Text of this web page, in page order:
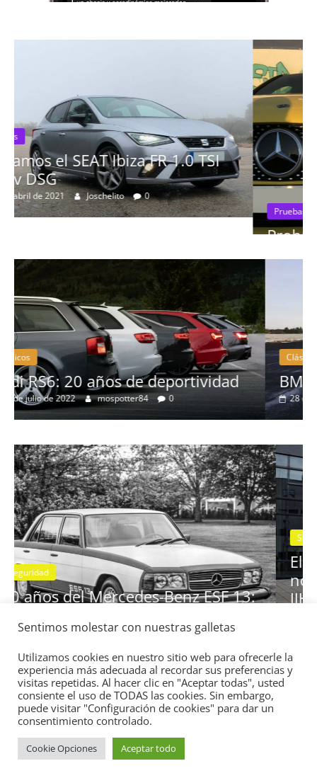
Pruebas
Probamos el Mercedes-Benz A200d
Clásicos
BMW Serie 7: lujo desde 1977
Seguridad Vídeo
El Mazda CX-5 2022 logra la
nota en las pruebas de seguridad
IIHS
11 de noviembre de 2021 mospotter84 0
Copyright © 2026Academia del Motor
Sentimos molestar con nuestras galletas
Utilizamos cookies en nuestro sitio web para ofrecerle la
experiencia más adecuada al recordar sus preferencias y
visitas repetidas. Al hacer clic en "Aceptar todas", usted
consiente el uso de TODAS las cookies. Sin embargo,
puede visitar "Configuración de cookies" para dar un
consentimiento controlado.
Cookie Opciones Aceptar todo